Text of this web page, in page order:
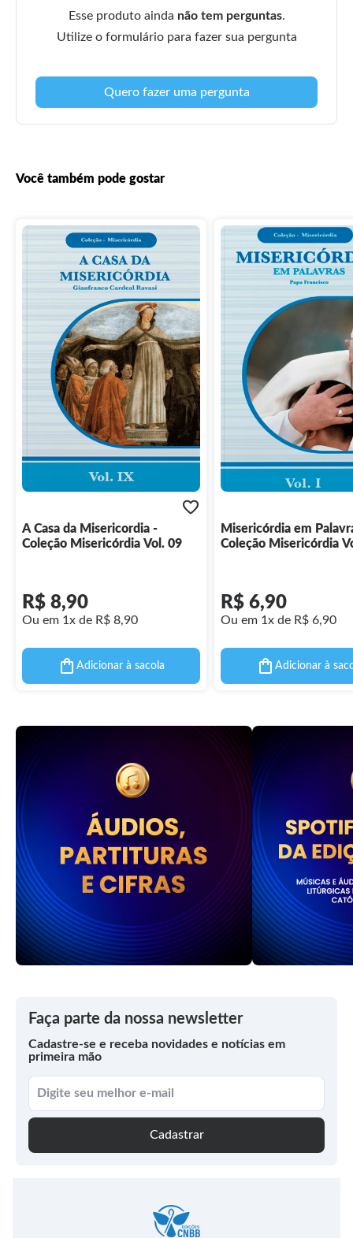
Esse produto ainda não tem perguntas.
Utilize o formulário para fazer sua pergunta
Quero fazer uma pergunta
Você também pode gostar
A Casa da Misericordia -
Coleção Misericórdia Vol. 09
R$ 8,90
Ou em 1x de R$ 8,90
Adicionar à sacola
Misericórdia em
Coleção Misericórdia
R$ 6,90
Ou em 1x de R$ 6,90
Adicionar à
Faça parte da nossa newsletter
Cadastre-se e receba novidades e notícias em
primeira mão
Cadastrar